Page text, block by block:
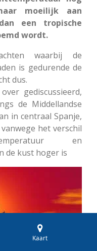
moeilijk aan
een tropische
wordt.
waarbij de
is gedurende de
dus.
gediscussieerd,
de Middellandse
in centraal Spanje,
het verschil
en
de kust hoger is
Kaart